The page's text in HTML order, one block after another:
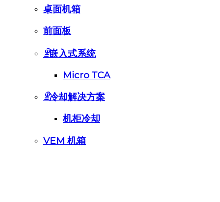
桌面机箱
前面板
ꁇ嵌入式系统
Micro TCA
ꁇ冷却解决方案
机柜冷却
VEM 机箱